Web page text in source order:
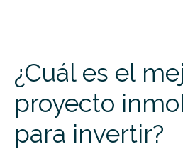
¿Cuál es el
proyecto
para invertir?